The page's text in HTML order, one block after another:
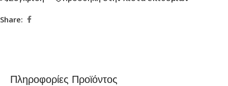
Share:
Πληροφορίες Προϊόντος